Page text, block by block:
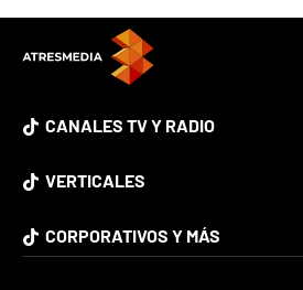
CANALES TV Y RADIO
VERTICALES
CORPORATIVOS Y MÁS